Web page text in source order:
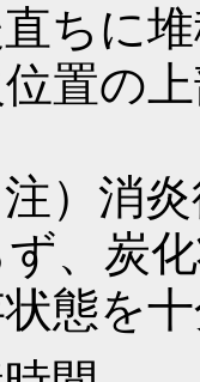
に堆
置の
炎後
、炭
態を